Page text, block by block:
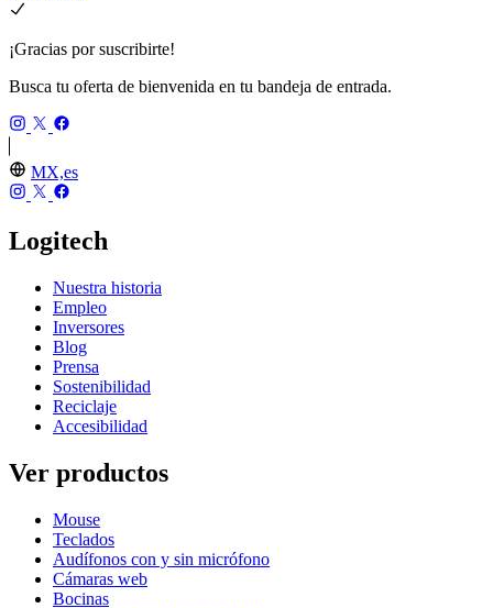
¡Gracias por suscribirte!
Busca tu oferta de bienvenida en tu bandeja de entrada.
MX,es
Logitech
Nuestra historia
Empleo
Inversores
Blog
Prensa
Sostenibilidad
Reciclaje
Accesibilidad
Ver productos
Mouse
Teclados
Audífonos con y sin micrófono
Cámaras web
Bocinas